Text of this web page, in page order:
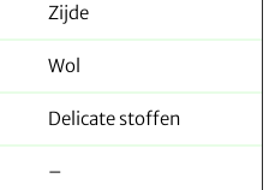
Zijde
Wol
Delicate stoffen
–